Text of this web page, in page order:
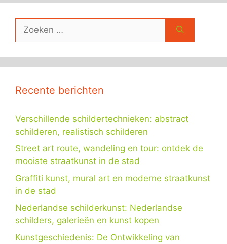
naar:
Recente berichten
Verschillende schildertechnieken: abstract
schilderen, realistisch schilderen
Street art route, wandeling en tour: ontdek de
mooiste straatkunst in de stad
Graffiti kunst, mural art en moderne straatkunst
in de stad
Nederlandse schilderkunst: Nederlandse
schilders, galerieën en kunst kopen
Kunstgeschiedenis: De Ontwikkeling van